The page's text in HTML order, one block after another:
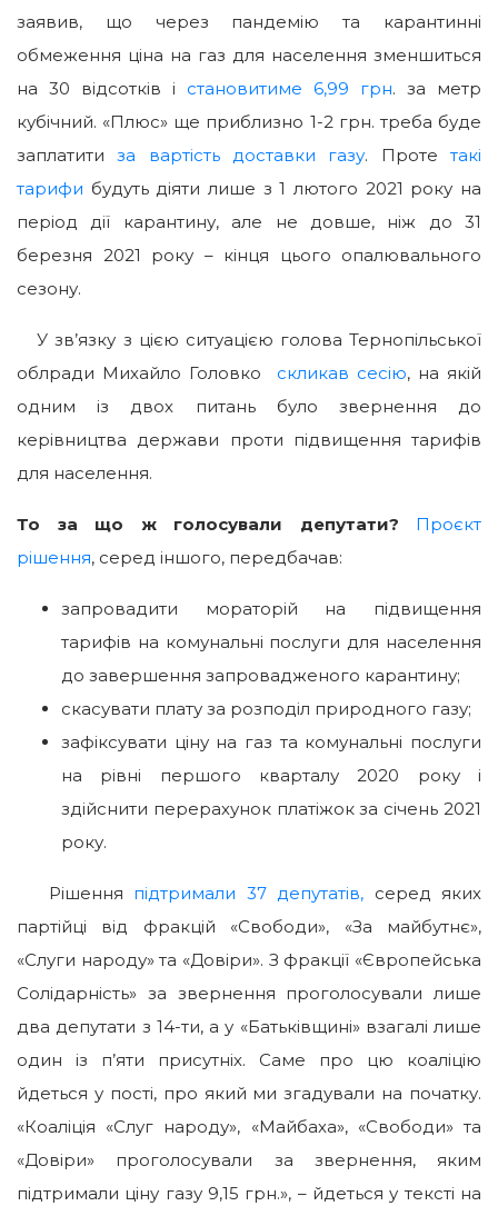
заявив, що через пандемію та карантинні
обмеження ціна на газ для населення зменшиться
на 30 відсотків і становитиме 6,99 грн. за метр
кубічний. «Плюс» ще приблизно 1-2 грн. треба буде
заплатитиза вартість доставки газу. Протетакі
тарифи будуть діяти лише з 1 лютого 2021 року на
період дії карантину, але не довше, ніж до 31
березня 2021 року – кінця цього опалювального
сезону.
У зв’язку з цією ситуацією голова Тернопільської
облради Михайло Головко скликав сесію, на якій
одним із двох питань було звернення до
керівництва держави проти підвищення тарифів
для населення.
То за що ж голосували депутати?
Проєкт
рішення, серед іншого, передбачав:
запровадити мораторій на підвищення
тарифів на комунальні послуги для населення
до завершення запровадженого карантину;
скасувати плату за розподіл природного газу;
зафіксувати ціну на газ та комунальні послуги
на рівні першого кварталу 2020 року і
здійснити перерахунок платіжок за січень 2021
року.
Рішення підтримали 37 депутатів, серед яких
партійці від фракцій «Свободи», «За майбутнє»,
«Слуги народу» та «Довіри». З фракції «Європейська
Солідарність» за звернення проголосували лише
два депутати з 14-ти, а у «Батьківщині» взагалі лише
один із п’яти присутніх. Саме про цю коаліцію
йдеться у пості, про який ми згадували на початку.
«Коаліція «Слуг народу», «Майбаха», «Свободи» та
«Довіри» проголосували за звернення, яким
підтримали ціну газу 9,15 грн.», – йдеться у тексті на